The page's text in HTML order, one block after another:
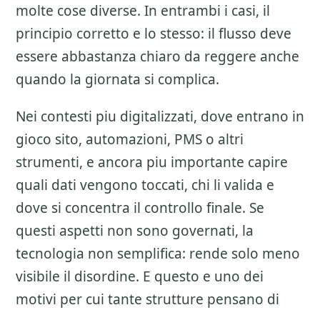
molte cose diverse. In entrambi i casi, il
principio corretto e lo stesso: il flusso deve
essere abbastanza chiaro da reggere anche
quando la giornata si complica.
Nei contesti piu digitalizzati, dove entrano in
gioco sito, automazioni, PMS o altri
strumenti, e ancora piu importante capire
quali dati vengono toccati, chi li valida e
dove si concentra il controllo finale. Se
questi aspetti non sono governati, la
tecnologia non semplifica: rende solo meno
visibile il disordine. E questo e uno dei
motivi per cui tante strutture pensano di